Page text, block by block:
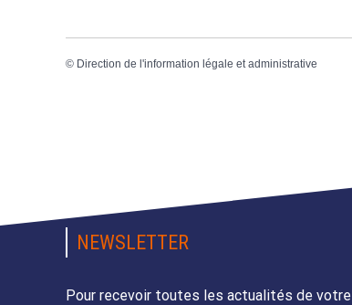
© Direction de l'information légale et administrative
NEWSLETTER
Pour recevoir toutes les actualités de votre